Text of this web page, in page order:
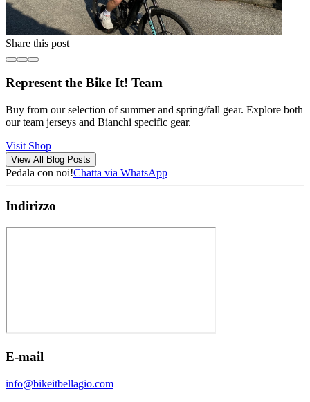
Share this post
Represent the Bike It! Team
Buy from our selection of summer and spring/fall gear. Explore both
our team jerseys and Bianchi specific gear.
Visit Shop
View All Blog Posts
Pedala con noi!Chatta via WhatsApp
Indirizzo
E-mail
info@bikeitbellagio.com